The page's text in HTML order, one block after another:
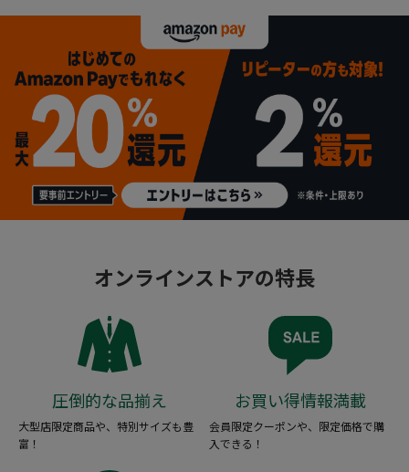
オンラインストアの特長
圧倒的な品揃え
大型店限定商品や、特別サイズも豊
富！
お買い得情報満載
会員限定クーポンや、限定価格で購
入できる！